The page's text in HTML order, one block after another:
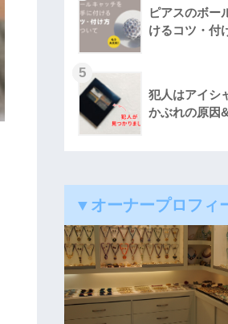
ピアスのボー
けるコツ・付
5
犯人はアイシ
かぶれの原因
▼オーナープロフィ